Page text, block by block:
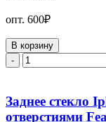
опт. 600₽
В корзину
-
Заднее стекло
отверстиями